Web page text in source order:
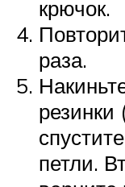
крючок.
раза.
резинки
петли.